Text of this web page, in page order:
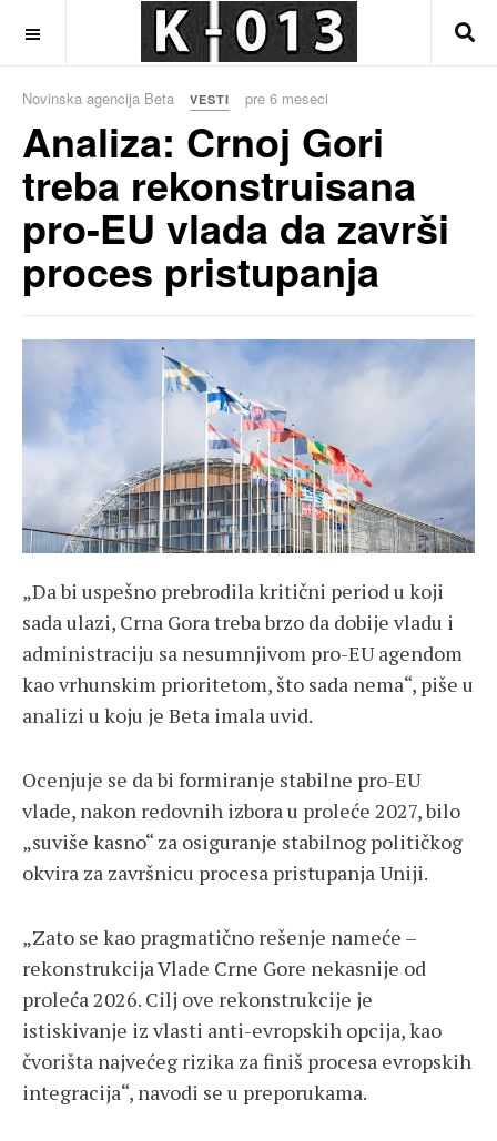
Novinska agencija Beta VESTI pre 6 meseci
Analiza: Crnoj Gori
treba rekonstruisana
pro-EU vlada da završi
proces pristupanja
„Da bi uspešno prebrodila kritični period u koji
sada ulazi, Crna Gora treba brzo da dobije vladu i
administraciju sa nesumnjivom pro-EU agendom
kao vrhunskim prioritetom, što sada nema“, piše u
analizi u koju je Beta imala uvid.
Ocenjuje se da bi formiranje stabilne pro-EU
vlade, nakon redovnih izbora u proleće 2027, bilo
„suviše kasno“ za osiguranje stabilnog političkog
okvira za završnicu procesa pristupanja Uniji.
„Zato se kao pragmatično rešenje nameće –
rekonstrukcija Vlade Crne Gore nekasnije od
proleća 2026. Cilj ove rekonstrukcije je
istiskivanje iz vlasti anti-evropskih opcija, kao
čvorišta najvećeg rizika za finiš procesa evropskih
integracija“, navodi se u preporukama.